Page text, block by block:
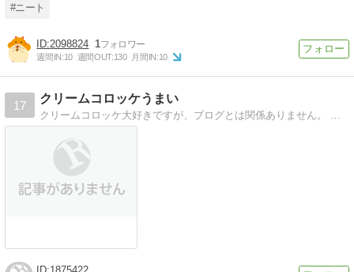
#ニート
2098824 1
週間IN:10 週間OUT:130 月間IN:10
17
クリームコロッケうまい